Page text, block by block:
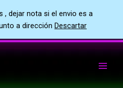
, dejar nota si el envio es a
a dirección Descartar